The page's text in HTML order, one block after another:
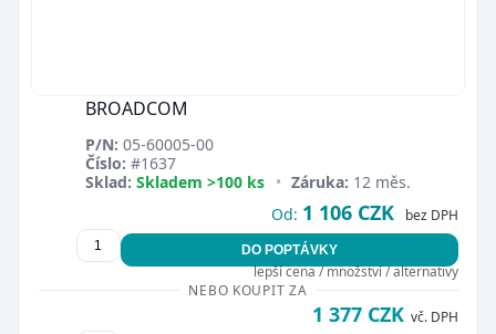
BROADCOM
P/N: 05-60005-00
Číslo: #1637
Sklad: Skladem >100 ks • Záruka: 12 měs.
Od: 1 106 CZK bez DPH
DO POPTÁVKY
lepší cena / množství / alternativy
NEBO KOUPIT ZA
1 377 CZK vč. DPH